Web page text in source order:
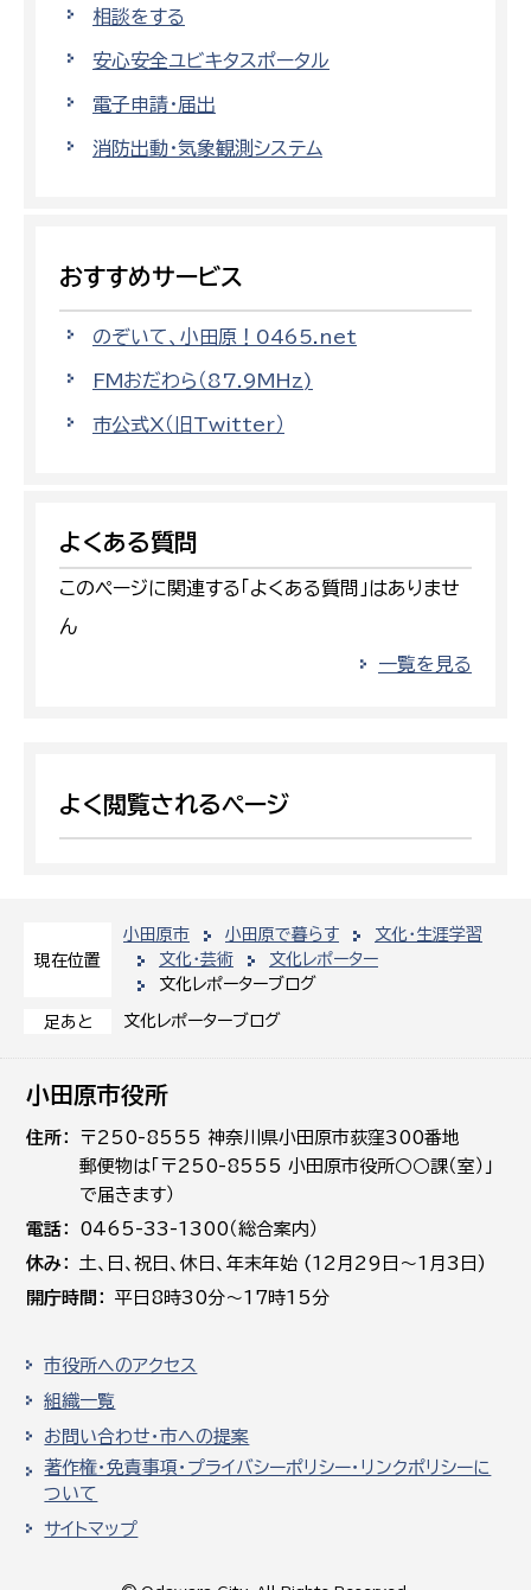
現在位置
小田原市 小田原で暮らす
文化・生涯学習
文化・芸術
文化レポーター
文化レポーターブログ
足あと 文化レポーターブログ
相談をする
安心安全ユビキタスポータル
電子申請・届出
消防出動・気象観測システム
おすすめサービス
のぞいて、小田原！0465.net
FMおだわら（87.9MHz)
市公式X（旧Twitter）
よくある質問
このページに関連する「よくある質問」はありませ
ん
一覧を見る
よく閲覧されるページ
小田原市役所
住所
〒250-8555 神奈川県小田原市荻窪300番地
郵便物は「〒250-8555 小田原市役所○○課（室）」
で届きます）
電話
0465-33-1300（総合案内）
休み
土､日､祝日、休日、年末年始 (12月29日～1月3日)
開庁時間
平日8時30分～17時15分
市役所へのアクセス
組織一覧
お問い合わせ・市への提案
著作権・免責事項・プライバシーポリシー・リンクポリシーに
ついて
サイトマップ